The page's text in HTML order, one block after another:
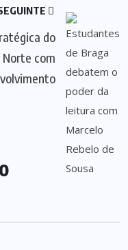
do
Norte com